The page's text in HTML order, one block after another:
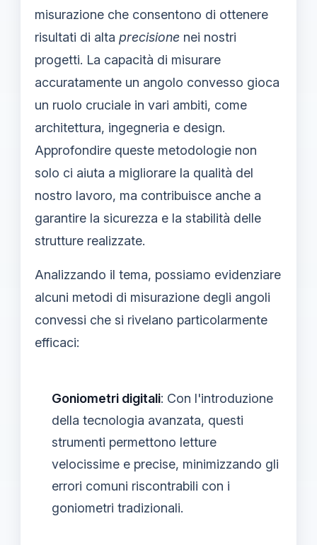
misurazione che consentono di ottenere
risultati di alta precisione nei nostri
progetti. La capacità di misurare
accuratamente un angolo convesso gioca
un ruolo cruciale in vari ambiti, come
architettura, ingegneria e design.
Approfondire queste metodologie non
solo ci aiuta a migliorare la qualità del
nostro lavoro, ma contribuisce anche a
garantire la sicurezza e la stabilità delle
strutture realizzate.
Analizzando il tema, possiamo evidenziare
alcuni metodi di misurazione degli angoli
convessi che si rivelano particolarmente
efficaci:
Goniometri digitali: Con l'introduzione
della tecnologia avanzata, questi
strumenti permettono letture
velocissime e precise, minimizzando gli
errori comuni riscontrabili con i
goniometri tradizionali.